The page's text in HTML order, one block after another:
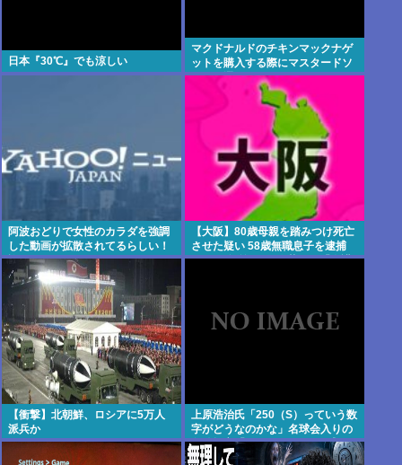
日本『30℃』でも涼しい
マクドナルドのチキンマックナゲ
ットを購入する際にマスタードソ
ースを選ぶやつ、ゲェジだった
阿波おどりで女性のカラダを強調
した動画が拡散されてるらしい！
許せないなこれ
【大阪】80歳母親を踏みつけ死亡
させた疑い 58歳無職息子を逮捕
13～14年前から2人暮らし「介護
【衝撃】北朝鮮、ロシアに5万人
派兵か
上原浩治氏「250（S）っていう数
字がどうなのかな」名球会入りの
条件提言「300とか…」 #野球 |
2000安打のハードルが低い